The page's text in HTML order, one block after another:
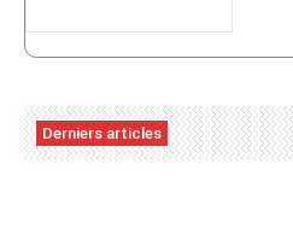
Derniers articles